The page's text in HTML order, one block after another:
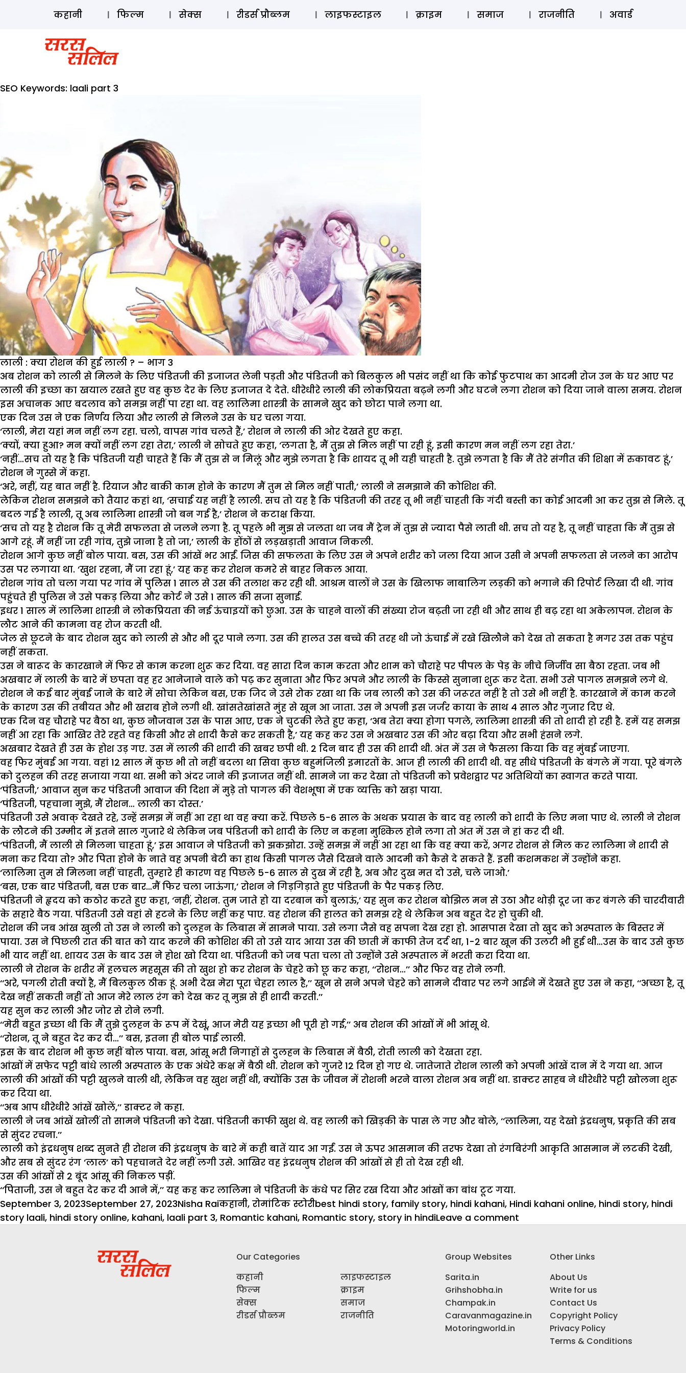
ऑडियो स्टोरी लॉग इन ⚲ SUBSCRIBE
कहानी फिल्म सेक्स रीडर्स प्रौब्लम लाइफस्टाइल क्राइम समाज राजनीति अवार्ड
SEO Keywords: laali part 3
लाली : क्या रोशन की हुई लाली ? – भाग 3
अब रोशन को लाली से मिलने के लिए पंडितजी की इजाजत लेनी पड़ती और पंडितजी को बिलकुल भी पसंद नहीं था कि कोई फुटपाथ का आदमी रोज उन के घर आए पर
लाली की इच्छा का खयाल रखते हुए वह कुछ देर के लिए इजाजत दे देते. धीरेधीरे लाली की लोकप्रियता बढ़ने लगी और घटने लगा रोशन को दिया जाने वाला समय. रोशन
इस अचानक आए बदलाव को समझ नहीं पा रहा था. वह लालिमा शास्त्री के सामने खुद को छोटा पाने लगा था.
एक दिन उस ने एक निर्णय लिया और लाली से मिलने उस के घर चला गया.
‘लाली, मेरा यहां मन नहीं लग रहा. चलो, वापस गांव चलते हैं,’ रोशन ने लाली की ओर देखते हुए कहा.
‘क्यों, क्या हुआ? मन क्यों नहीं लग रहा तेरा,’ लाली ने सोचते हुए कहा, ‘लगता है, मैं तुझ से मिल नहीं पा रही हूं, इसी कारण मन नहीं लग रहा तेरा.’
‘नहीं…सच तो यह है कि पंडितजी यही चाहते हैं कि मैं तुझ से न मिलूं और मुझे लगता है कि शायद तू भी यही चाहती है. तुझे लगता है कि मैं तेरे संगीत की शिक्षा में रुकावट हूं,’
रोशन ने गुस्से में कहा.
‘अरे, नहीं, यह बात नहीं है. रियाज और बाकी काम होने के कारण मैं तुम से मिल नहीं पाती,’ लाली ने समझाने की कोशिश की.
लेकिन रोशन समझने को तैयार कहां था, ‘सचाई यह नहीं है लाली. सच तो यह है कि पंडितजी की तरह तू भी नहीं चाहती कि गंदी बस्ती का कोई आदमी आ कर तुझ से मिले. तू
बदल गई है लाली, तू अब लालिमा शास्त्री जो बन गई है,’ रोशन ने कटाक्ष किया.
‘सच तो यह है रोशन कि तू मेरी सफलता से जलने लगा है. तू पहले भी मुझ से जलता था जब मैं ट्रेन में तुझ से ज्यादा पैसे लाती थी. सच तो यह है, तू नहीं चाहता कि मैं तुझ से
आगे रहूं. मैं नहीं जा रही गांव, तुझे जाना है तो जा,’ लाली के होंठों से लड़खड़ाती आवाज निकली.
रोशन आगे कुछ नहीं बोल पाया. बस, उस की आंखें भर आईं. जिस की सफलता के लिए उस ने अपने शरीर को जला दिया आज उसी ने अपनी सफलता से जलने का आरोप
उस पर लगाया था. ‘खुश रहना, मैं जा रहा हूं,’ यह कह कर रोशन कमरे से बाहर निकल आया.
रोशन गांव तो चला गया पर गांव में पुलिस 1 साल से उस की तलाश कर रही थी. आश्रम वालों ने उस के खिलाफ नाबालिग लड़की को भगाने की रिपोर्ट लिखा दी थी. गांव
पहुंचते ही पुलिस ने उसे पकड़ लिया और कोर्ट ने उसे 1 साल की सजा सुनाई.
इधर 1 साल में लालिमा शास्त्री ने लोकप्रियता की नई ऊंचाइयों को छुआ. उस के चाहने वालों की संख्या रोज बढ़ती जा रही थी और साथ ही बढ़ रहा था अकेलापन. रोशन के
लौट आने की कामना वह रोज करती थी.
जेल से छूटने के बाद रोशन खुद को लाली से और भी दूर पाने लगा. उस की हालत उस बच्चे की तरह थी जो ऊंचाई में रखे खिलौने को देख तो सकता है मगर उस तक पहुंच
नहीं सकता.
उस ने बारूद के कारखाने में फिर से काम करना शुरू कर दिया. वह सारा दिन काम करता और शाम को चौराहे पर पीपल के पेड़ के नीचे निर्जीव सा बैठा रहता. जब भी
अखबार में लाली के बारे में छपता वह हर आनेजाने वाले को पढ़ कर सुनाता और फिर अपने और लाली के किस्से सुनाना शुरू कर देता. सभी उसे पागल समझने लगे थे.
रोशन ने कई बार मुंबई जाने के बारे में सोचा लेकिन बस, एक जिद ने उसे रोक रखा था कि जब लाली को उस की जरूरत नहीं है तो उसे भी नहीं है. कारखाने में काम करने
के कारण उस की तबीयत और भी खराब होने लगी थी. खांसतेखांसते मुंह से खून आ जाता. उस ने अपनी इस जर्जर काया के साथ 4 साल और गुजार दिए थे.
एक दिन वह चौराहे पर बैठा था, कुछ नौजवान उस के पास आए, एक ने चुटकी लेते हुए कहा, ‘अब तेरा क्या होगा पगले, लालिमा शास्त्री की तो शादी हो रही है. हमें यह समझ
नहीं आ रहा कि आखिर तेरे रहते वह किसी और से शादी कैसे कर सकती है,’ यह कह कर उस ने अखबार उस की ओर बढ़ा दिया और सभी हंसने लगे.
अखबार देखते ही उस के होश उड़ गए. उस में लाली की शादी की खबर छपी थी. 2 दिन बाद ही उस की शादी थी. अंत में उस ने फैसला किया कि वह मुंबई जाएगा.
वह फिर मुंबई आ गया. वहां 12 साल में कुछ भी तो नहीं बदला था सिवा कुछ बहुमंजिली इमारतों के. आज ही लाली की शादी थी. वह सीधे पंडितजी के बंगले में गया. पूरे बंगले
को दुलहन की तरह सजाया गया था. सभी को अंदर जाने की इजाजत नहीं थी. सामने जा कर देखा तो पंडितजी को प्रवेशद्वार पर अतिथियों का स्वागत करते पाया.
‘पंडितजी,’ आवाज सुन कर पंडितजी आवाज की दिशा में मुड़े तो पागल की वेशभूषा में एक व्यक्ति को खड़ा पाया.
‘पंडितजी, पहचाना मुझे, मैं रोशन… लाली का दोस्त.’
पंडितजी उसे अवाक् देखते रहे, उन्हें समझ में नहीं आ रहा था वह क्या करें. पिछले 5-6 साल के अथक प्रयास के बाद वह लाली को शादी के लिए मना पाए थे. लाली ने रोशन
के लौटने की उम्मीद में इतने साल गुजारे थे लेकिन जब पंडितजी को शादी के लिए न कहना मुश्किल होने लगा तो अंत में उस ने हां कर दी थी.
‘पंडितजी, मैं लाली से मिलना चाहता हूं,’ इस आवाज ने पंडितजी को झकझोरा. उन्हें समझ में नहीं आ रहा था कि वह क्या करें, अगर रोशन से मिल कर लालिमा ने शादी से
मना कर दिया तो? और पिता होने के नाते वह अपनी बेटी का हाथ किसी पागल जैसे दिखने वाले आदमी को कैसे दे सकते हैं. इसी कशमकश में उन्होंने कहा.
‘लालिमा तुम से मिलना नहीं चाहती, तुम्हारे ही कारण वह पिछले 5-6 साल से दुख में रही है, अब और दुख मत दो उसे, चले जाओ.’
‘बस, एक बार पंडितजी, बस एक बार…मैं फिर चला जाऊंगा,’ रोशन ने गिड़गिड़ाते हुए पंडितजी के पैर पकड़ लिए.
पंडितजी ने हृदय को कठोर करते हुए कहा, ‘नहीं, रोशन. तुम जाते हो या दरबान को बुलाऊं,’ यह सुन कर रोशन बोझिल मन से उठा और थोड़ी दूर जा कर बंगले की चारदीवारी
के सहारे बैठ गया. पंडितजी उसे वहां से हटने के लिए नहीं कह पाए. वह रोशन की हालत को समझ रहे थे लेकिन अब बहुत देर हो चुकी थी.
रोशन की जब आंख खुली तो उस ने लाली को दुलहन के लिबास में सामने पाया. उसे लगा जैसे वह सपना देख रहा हो. आसपास देखा तो खुद को अस्पताल के बिस्तर में
पाया. उस ने पिछली रात की बात को याद करने की कोशिश की तो उसे याद आया उस की छाती में काफी तेज दर्द था, 1-2 बार खून की उलटी भी हुई थी…उस के बाद उसे कुछ
भी याद नहीं था. शायद उस के बाद उस ने होश खो दिया था. पंडितजी को जब पता चला तो उन्होंने उसे अस्पताल में भरती करा दिया था.
लाली ने रोशन के शरीर में हलचल महसूस की तो खुश हो कर रोशन के चेहरे को छू कर कहा, ‘‘रोशन…’’ और फिर वह रोने लगी.
‘‘अरे, पगली रोती क्यों है, मैं बिलकुल ठीक हूं. अभी देख मेरा पूरा चेहरा लाल है,’’ खून से सने अपने चेहरे को सामने दीवार पर लगे आईने में देखते हुए उस ने कहा, ‘‘अच्छा है, तू
देख नहीं सकती नहीं तो आज मेरे लाल रंग को देख कर तू मुझ से ही शादी करती.’’
यह सुन कर लाली और जोर से रोने लगी.
‘‘मेरी बहुत इच्छा थी कि मैं तुझे दुलहन के रूप में देखूं, आज मेरी यह इच्छा भी पूरी हो गई,’’ अब रोशन की आंखों में भी आंसू थे.
‘‘रोशन, तू ने बहुत देर कर दी…’’ बस, इतना ही बोल पाई लाली.
इस के बाद रोशन भी कुछ नहीं बोल पाया. बस, आंसू भरी निगाहों से दुलहन के लिबास में बैठी, रोती लाली को देखता रहा.
आंखों में सफेद पट्टी बांधे लाली अस्पताल के एक अंधेरे कक्ष में बैठी थी. रोशन को गुजरे 12 दिन हो गए थे. जातेजाते रोशन लाली को अपनी आंखें दान में दे गया था. आज
लाली की आंखों की पट्टी खुलने वाली थी, लेकिन वह खुश नहीं थी, क्योंकि उस के जीवन में रोशनी भरने वाला रोशन अब नहीं था. डाक्टर साहब ने धीरेधीरे पट्टी खोलना शुरू
कर दिया था.
‘‘अब आप धीरेधीरे आंखें खोलें,’’ डाक्टर ने कहा.
लाली ने जब आंखें खोलीं तो सामने पंडितजी को देखा. पंडितजी काफी खुश थे. वह लाली को खिड़की के पास ले गए और बोले, ‘‘लालिमा, यह देखो इंद्रधनुष, प्रकृति की सब
से सुंदर रचना.’’
लाली को इंद्रधनुष शब्द सुनते ही रोशन की इंद्रधनुष के बारे में कही बातें याद आ गईं. उस ने ऊपर आसमान की तरफ देखा तो रंगबिरंगी आकृति आसमान में लटकी देखी,
और सब से सुंदर रंग ‘लाल’ को पहचानते देर नहीं लगी उसे. आखिर वह इंद्रधनुष रोशन की आंखों से ही तो देख रही थी.
उस की आंखों से 2 बूंद आंसू की निकल पड़ीं.
‘‘पिताजी, उस ने बहुत देर कर दी आने में,’’ यह कह कर लालिमा ने पंडितजी के कंधे पर सिर रख दिया और आंखों का बांध टूट गया.
Posted
on
September 3, 2023September 27, 2023Author
Nisha RaiCategories
कहानी, रोमांटिक स्टोरीTags
best hindi story, family story, hindi kahani, Hindi kahani online, hindi story, hindi
story laali, hindi story online, kahani, laali part 3, Romantic kahani, Romantic story, story in hindiLeave a comment
लाली
Our Categories
कहानी
फिल्म
सेक्स
रीडर्स प्रौब्लम
लाइफस्टाइल
क्राइम
समाज
राजनीति
Group Websites
Sarita.in
Grihshobha.in
Champak.in
Caravanmagazine.in
Motoringworld.in
Other Links
About Us
Write for us
Contact Us
Copyright Policy
Privacy Policy
Terms & Conditions